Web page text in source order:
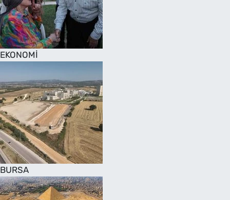
EKONOMİ
BURSA
SAĞLIK
TV REHBERİ